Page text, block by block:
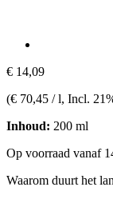
€ 14,09
(€ 70,45 / l, Incl.
Inhoud: 200 ml
Op voorraad vanaf
Waarom duurt het